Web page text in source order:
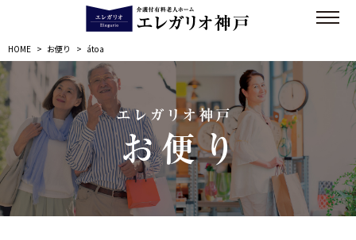
HOME > お便り > átoa
エレガリオ神戸
お便り